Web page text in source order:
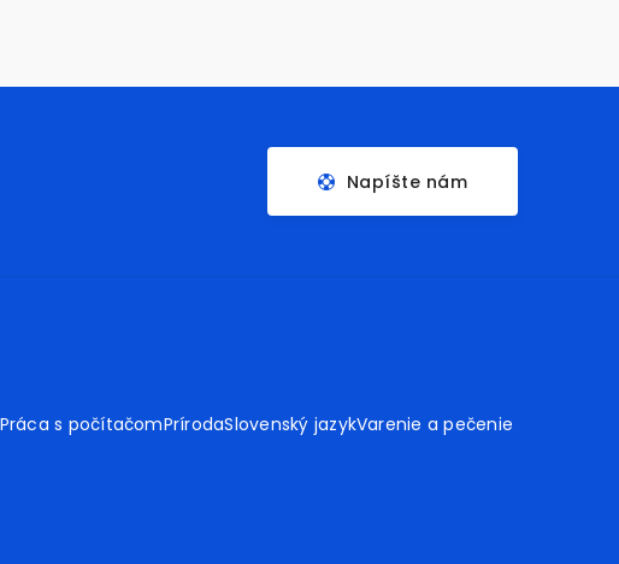
Napíšte nám
Práca s počítačomPrírodaSlovenský jazykVarenie a pečenie